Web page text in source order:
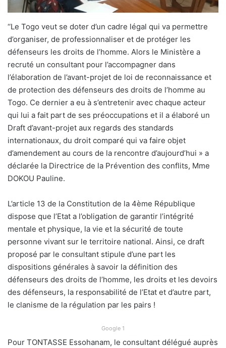
‘‘Le Togo veut se doter d’un cadre légal qui va permettre
d’organiser, de professionnaliser et de protéger les
défenseurs les droits de l’homme. Alors le Ministère a
recruté un consultant pour l’accompagner dans
l’élaboration de l’avant-projet de loi de reconnaissance et
de protection des défenseurs des droits de l’homme au
Togo. Ce dernier a eu à s’entretenir avec chaque acteur
qui lui a fait part de ses préoccupations et il a élaboré un
Draft d’avant-projet aux regards des standards
internationaux, du droit comparé qui va faire objet
d’amendement au cours de la rencontre d’aujourd’hui » a
déclarée la Directrice de la Prévention des conflits, Mme
DOKOU Pauline.
L’article 13 de la Constitution de la 4ème République
dispose que l’Etat a l’obligation de garantir l’intégrité
mentale et physique, la vie et la sécurité de toute
personne vivant sur le territoire national. Ainsi, ce draft
proposé par le consultant stipule d’une part les
dispositions générales à savoir la définition des
défenseurs des droits de l’homme, les droits et les devoirs
des défenseurs, la responsabilité de l’Etat et d’autre part,
le clanisme de la régulation par les pairs !
Google 1
Pour TONTASSE Essohanam, le consultant délégué auprès